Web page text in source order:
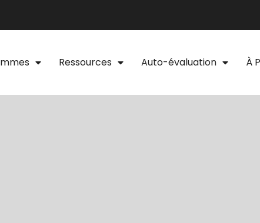
Ressources Auto-évaluation À